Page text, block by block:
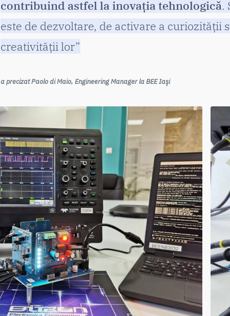
contribuind astfel la inovația tehnologică.
este de dezvoltare, de activare a curiozității
creativităţii lor”
a precizat Paolo di Maio, Engineering Manager la BEE Iaşi